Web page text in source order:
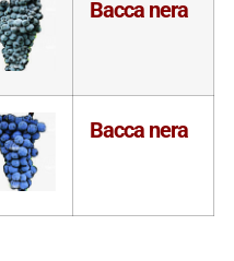
Bacca nera
Bacca nera